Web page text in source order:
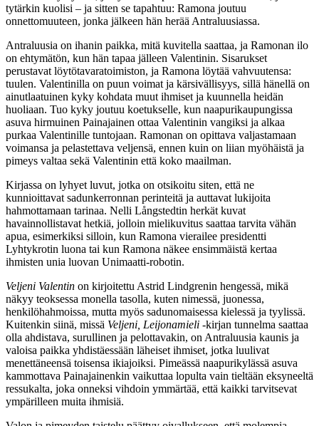
tytärkin kuolisi – ja sitten se tapahtuu: Ramona joutuu
onnettomuuteen, jonka jälkeen hän herää Antraluusiassa.
Antraluusia on ihanin paikka, mitä kuvitella saattaa, ja Ramonan ilo
on ehtymätön, kun hän tapaa jälleen Valentinin. Sisarukset
perustavat löytötavaratoimiston, ja Ramona löytää vahvuutensa:
tuulen. Valentinilla on puun voimat ja kärsivällisyys, sillä hänellä on
ainutlaatuinen kyky kohdata muut ihmiset ja kuunnella heidän
huoliaan. Tuo kyky joutuu koetukselle, kun naapurikaupungissa
asuva hirmuinen Painajainen ottaa Valentinin vangiksi ja alkaa
purkaa Valentinille tuntojaan. Ramonan on opittava valjastamaan
voimansa ja pelastettava veljensä, ennen kuin on liian myöhäistä ja
pimeys valtaa sekä Valentinin että koko maailman.
Kirjassa on lyhyet luvut, jotka on otsikoitu siten, että ne
kunnioittavat sadunkerronnan perinteitä ja auttavat lukijoita
hahmottamaan tarinaa. Nelli Långstedtin herkät kuvat
havainnollistavat hetkiä, jolloin mielikuvitus saattaa tarvita vähän
apua, esimerkiksi silloin, kun Ramona vierailee presidentti
Lyhtykrotin luona tai kun Ramona näkee ensimmäistä kertaa
ihmisten unia luovan Unimaatti-robotin.
Veljeni Valentin on kirjoitettu Astrid Lindgrenin hengessä, mikä
näkyy teoksessa monella tasolla, kuten nimessä, juonessa,
henkilöhahmoissa, mutta myös sadunomaisessa kielessä ja tyylissä.
Kuitenkin siinä, missä Veljeni, Leijonamieli -kirjan tunnelma saattaa
olla ahdistava, surullinen ja pelottavakin, on Antraluusia kaunis ja
valoisa paikka yhdistäessään läheiset ihmiset, jotka luulivat
menettäneensä toisensa ikiajoiksi. Pimeässä naapurikylässä asuva
kammottava Painajainenkin vaikuttaa lopulta vain tieltään eksyneeltä
ressukalta, joka onneksi vihdoin ymmärtää, että kaikki tarvitsevat
ympärilleen muita ihmisiä.